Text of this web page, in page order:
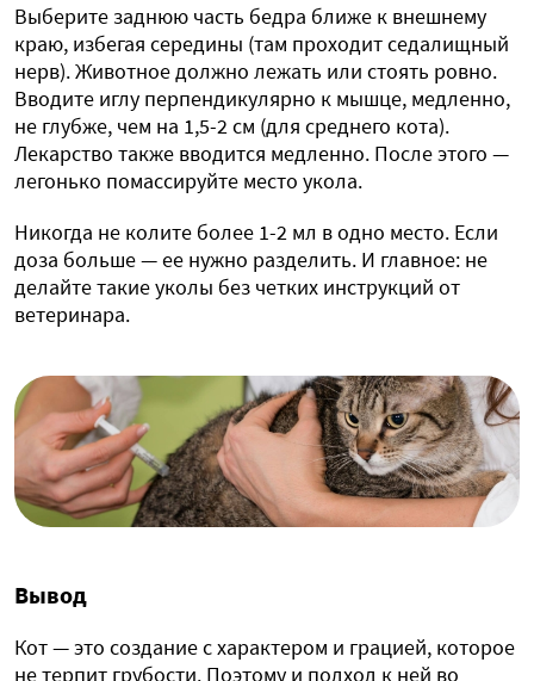
Выберите заднюю часть бедра ближе к внешнему
краю, избегая середины (там проходит седалищный
нерв). Животное должно лежать или стоять ровно.
Вводите иглу перпендикулярно к мышце, медленно,
не глубже, чем на 1,5-2 см (для среднего кота).
Лекарство также вводится медленно. После этого —
легонько помассируйте место укола.
Никогда не колите более 1-2 мл в одно место. Если
доза больше — ее нужно разделить. И главное: не
делайте такие уколы без четких инструкций от
ветеринара.
Вывод
Кот — это создание с характером и грацией, которое
не терпит грубости. Поэтому и подход к ней во